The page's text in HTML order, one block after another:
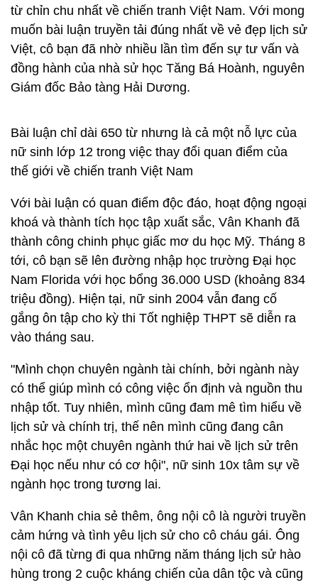
từ chỉn chu nhất về chiến tranh Việt Nam. Với mong
muốn bài luận truyền tải đúng nhất về vẻ đẹp lịch sử
Việt, cô bạn đã nhờ nhiều lần tìm đến sự tư vấn và
đồng hành của nhà sử học Tăng Bá Hoành, nguyên
Giám đốc Bảo tàng Hải Dương.
Bài luận chỉ dài 650 từ nhưng là cả một nỗ lực của
nữ sinh lớp 12 trong việc thay đổi quan điểm của
thế giới về chiến tranh Việt Nam
Với bài luận có quan điểm độc đáo, hoạt động ngoại
khoá và thành tích học tập xuất sắc, Vân Khanh đã
thành công chinh phục giấc mơ du học Mỹ. Tháng 8
tới, cô bạn sẽ lên đường nhập học trường Đại học
Nam Florida với học bổng 36.000 USD (khoảng 834
triệu đồng). Hiện tại, nữ sinh 2004 vẫn đang cố
gắng ôn tập cho kỳ thi Tốt nghiệp THPT sẽ diễn ra
vào tháng sau.
"Mình chọn chuyên ngành tài chính, bởi ngành này
có thể giúp mình có công việc ổn định và nguồn thu
nhập tốt. Tuy nhiên, mình cũng đam mê tìm hiểu về
lịch sử và chính trị, thế nên mình cũng đang cân
nhắc học một chuyên ngành thứ hai về lịch sử trên
Đại học nếu như có cơ hội", nữ sinh 10x tâm sự về
ngành học trong tương lai.
Vân Khanh chia sẻ thêm, ông nội cô là người truyền
cảm hứng và tình yêu lịch sử cho cô cháu gái. Ông
nội cô đã từng đi qua những năm tháng lịch sử hào
hùng trong 2 cuộc kháng chiến của dân tộc và cũng